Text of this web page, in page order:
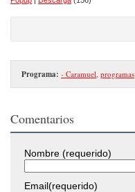
Programa: - Caramuel programas
Comentarios
Nombre (requerido)
Email(requerido)